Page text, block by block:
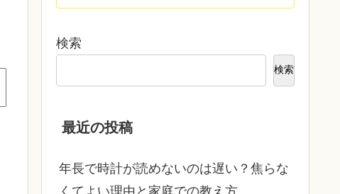
検索
検索
最近の投稿
年長で時計が読めないのは遅い？焦らな